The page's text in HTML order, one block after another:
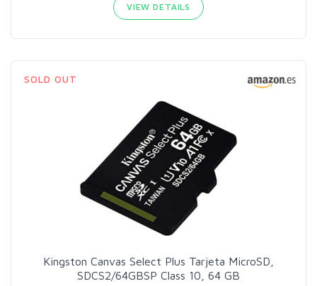
VIEW DETAILS
SOLD OUT
Kingston Canvas Select Plus Tarjeta MicroSD,
SDCS2/64GBSP Class 10, 64 GB